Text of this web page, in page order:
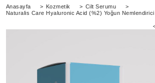
Anasayfa > Kozmetik > Cilt Serumu
>
Naturalis Care Hyaluronic Acid (%2) Yoğun